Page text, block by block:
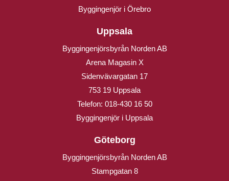
Byggingenjör i Örebro
Uppsala
Byggingenjörsbyrån Norden AB
Arena Magasin X
Sidenvävargatan 17
753 19 Uppsala
Telefon: 018-430 16 50
Byggingenjör i Uppsala
Göteborg
Byggingenjörsbyrån Norden AB
Stampgatan 8